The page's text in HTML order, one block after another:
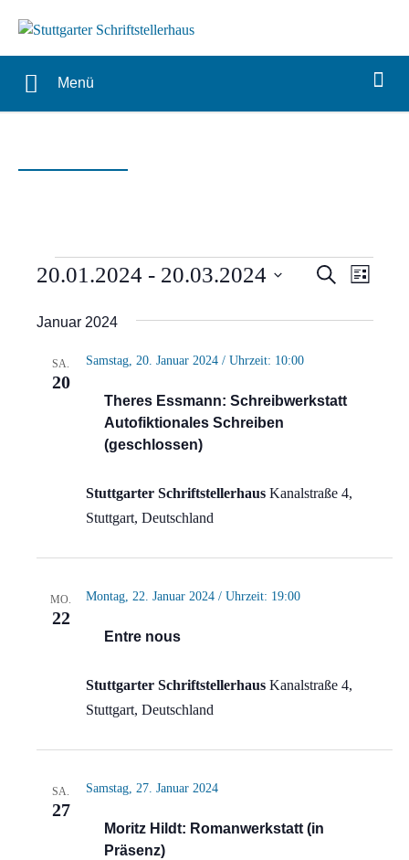
Menü
Veranstaltungen SucheListe
20.01.2024 - 20.03.2024
wählen.
Januar 2024
SA.
20
Theres Essmann: Schreibwerkstatt
Autofiktionales Schreiben
(geschlossen)
Samstag, 20. Januar 2024 / Uhrzeit: 10:00
Stuttgarter Schriftstellerhaus Kanalstraße 4,
Stuttgart, Deutschland
MO.
22
Entre nous
Montag, 22. Januar 2024 / Uhrzeit: 19:00
Stuttgarter Schriftstellerhaus Kanalstraße 4,
Stuttgart, Deutschland
SA.
27
Moritz Hildt: Romanwerkstatt (in
Präsenz)
Samstag, 27. Januar 2024